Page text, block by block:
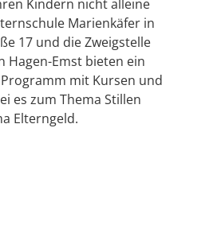
Kindern nicht alleine
Marienkäfer in
17 und die Zweigstelle
Hagen-Emst bieten ein
mit Kursen und
es zum Thema Stillen
Elterngeld.